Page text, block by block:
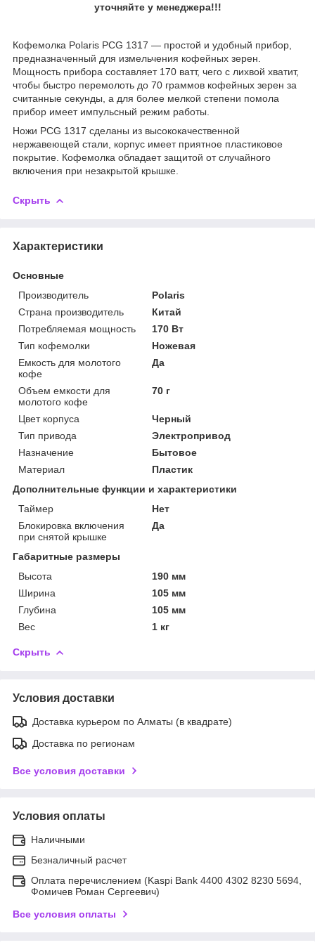
уточняйте у менеджера!!!
Кофемолка Polaris PCG 1317 — простой и удобный прибор,
предназначенный для измельчения кофейных зерен.
Мощность прибора составляет 170 ватт, чего с лихвой хватит,
чтобы быстро перемолоть до 70 граммов кофейных зерен за
считанные секунды, а для более мелкой степени помола
прибор имеет импульсный режим работы.
Ножи PCG 1317 сделаны из высококачественной
нержавеющей стали, корпус имеет приятное пластиковое
покрытие. Кофемолка обладает защитой от случайного
включения при незакрытой крышке.
Скрыть
Характеристики
Основные
Производитель
Polaris
Страна производитель
Китай
Потребляемая мощность
170 Вт
Тип кофемолки
Ножевая
Емкость для молотого
кофе
Да
Объем емкости для
молотого кофе
70 г
Цвет корпуса
Черный
Тип привода
Электропривод
Назначение
Бытовое
Материал
Пластик
Дополнительные функции и характеристики
Таймер
Нет
Блокировка включения
при снятой крышке
Да
Габаритные размеры
Высота
190 мм
Ширина
105 мм
Глубина
105 мм
Вес
1 кг
Скрыть
Условия доставки
Доставка курьером по Алматы (в квадрате)
Доставка по регионам
Все условия доставки
Условия оплаты
Наличными
Безналичный расчет
Оплата перечислением (Kaspi Bank 4400 4302 8230 5694,
Фомичев Роман Сергеевич)
Все условия оплаты